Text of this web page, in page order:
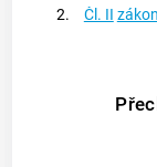
2.
Čl. II